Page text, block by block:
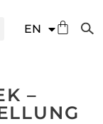
EN
ES
–